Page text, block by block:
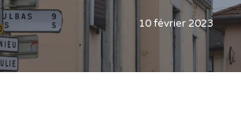
10 février 2023